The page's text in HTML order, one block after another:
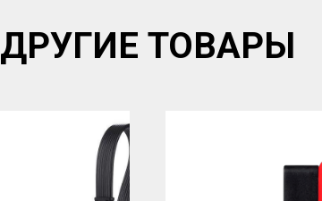
ДРУГИЕ ТОВАРЫ